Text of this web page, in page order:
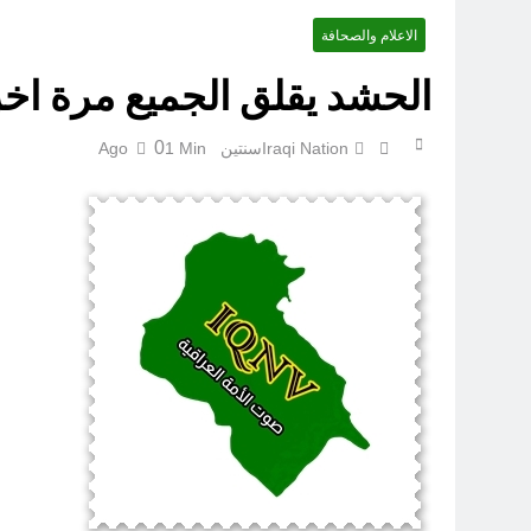
الاعلام والصحافة
الحشد يقلق الجميع مرة
Iraqi Nationسنتين Ago 01 Min